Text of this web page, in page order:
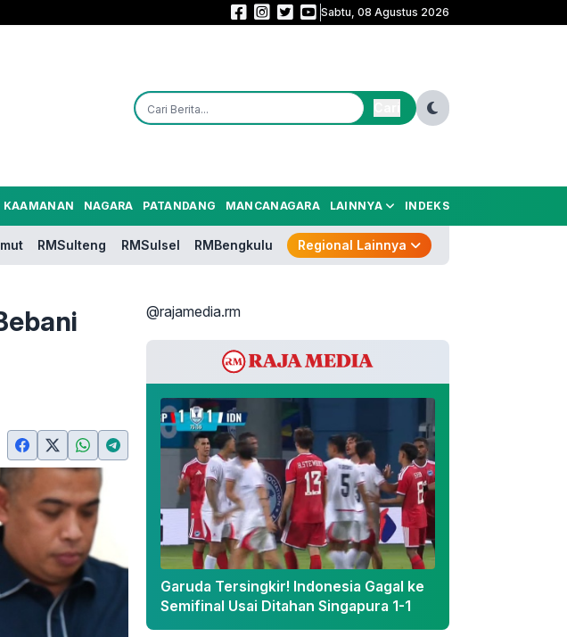
Piala Presiden Simbol Sportivitas, Transparansi, dan Ekonomi! Ara
Sabtu, 08 Agustus 2026
KAAMANAN NAGARA PATANDANG MANCANAGARA LAINNYA INDEKS
RMSulteng RMSulsel RMBengkulu Regional Lainnya
@rajamedia.rm
Garuda Tersingkir! Indonesia Gagal ke
Semifinal Usai Ditahan Singapura 1-1